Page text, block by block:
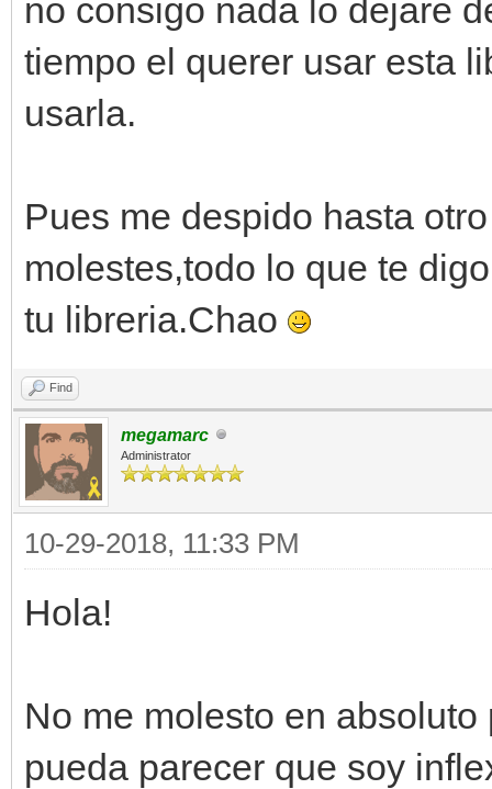
no consigo nada lo dejare
tiempo el querer usar esta
usarla.
Pues me despido hasta
molestes,todo lo que te
tu libreria.Chao
Find
megamarc
Administrator
10-29-2018, 11:33 PM
Hola!
No me molesto en
pueda parecer que soy